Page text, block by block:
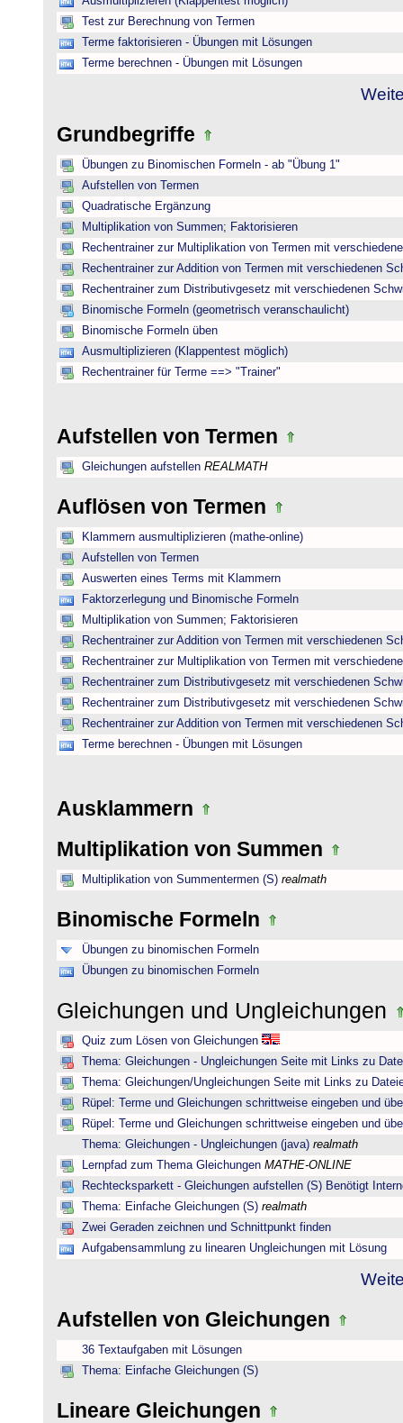
Test zur Berechnung von Termen
Terme faktorisieren - Übungen mit Lösungen
Terme berechnen - Übungen mit Lösungen
Grundbegriffe
Übungen zu Binomischen Formeln - ab "Übung 1"
Aufstellen von Termen
Quadratische Ergänzung
Multiplikation von Summen; Faktorisieren
Rechentrainer zur Multiplikation von Termen mit
Rechentrainer zur Addition von Termen mit verschiedenen
Rechentrainer zum Distributivgesetz mit verschiedenen
Binomische Formeln (geometrisch veranschaulicht)
Binomische Formeln üben
Ausmultiplizieren (Klappentest möglich)
Rechentrainer für Terme ==> "Trainer"
Aufstellen von Termen
Gleichungen aufstellen REALMATH
Auflösen von Termen
Klammern ausmultiplizieren (mathe-online)
Aufstellen von Termen
Auswerten eines Terms mit Klammern
Faktorzerlegung und Binomische Formeln
Multiplikation von Summen; Faktorisieren
Rechentrainer zur Addition von Termen mit verschiedenen
Rechentrainer zur Multiplikation von Termen mit
Rechentrainer zum Distributivgesetz mit verschiedenen
Rechentrainer zum Distributivgesetz mit verschiedenen
Rechentrainer zur Addition von Termen mit verschiedenen
Terme berechnen - Übungen mit Lösungen
Ausklammern
Multiplikation von Summen
Multiplikation von Summentermen (S) realmath
Binomische Formeln
Übungen zu binomischen Formeln
Übungen zu binomischen Formeln
Gleichungen und Ungleichungen
Quiz zum Lösen von Gleichungen
Thema: Gleichungen - Ungleichungen Seite mit Links zu
Thema: Gleichungen/Ungleichungen Seite mit Links zu
Rüpel: Terme und Gleichungen schrittweise eingeben und
Rüpel: Terme und Gleichungen schrittweise eingeben und
Thema: Gleichungen - Ungleichungen (java) realmath
Lernpfad zum Thema Gleichungen MATHE-ONLINE
Rechtecksparkett - Gleichungen aufstellen (S) Benötigt
Thema: Einfache Gleichungen (S) realmath
Zwei Geraden zeichnen und Schnittpunkt finden
Aufgabensammlung zu linearen Ungleichungen mit Lösung
Aufstellen von Gleichungen
36 Textaufgaben mit Lösungen
Thema: Einfache Gleichungen (S)
Lineare Gleichungen